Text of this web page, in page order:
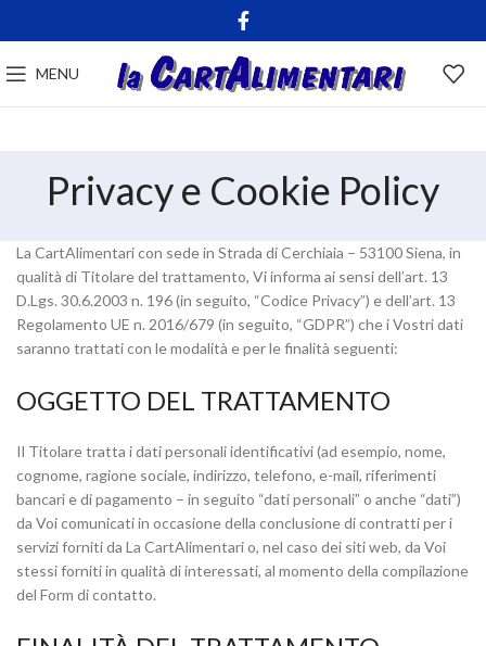
MENU
Privacy e Cookie Policy
La CartAlimentari con sede in Strada di Cerchiaia – 53100 Siena, in
qualità di Titolare del trattamento, Vi informa ai sensi dell’art. 13
D.Lgs. 30.6.2003 n. 196 (in seguito, “Codice Privacy”) e dell’art. 13
Regolamento UE n. 2016/679 (in seguito, “GDPR”) che i Vostri dati
saranno trattati con le modalità e per le finalità seguenti:
OGGETTO DEL TRATTAMENTO
Il Titolare tratta i dati personali identificativi (ad esempio, nome,
cognome, ragione sociale, indirizzo, telefono, e-mail, riferimenti
bancari e di pagamento – in seguito “dati personali” o anche “dati”)
da Voi comunicati in occasione della conclusione di contratti per i
servizi forniti da La CartAlimentari o, nel caso dei siti web, da Voi
stessi forniti in qualità di interessati, al momento della compilazione
del Form di contatto.